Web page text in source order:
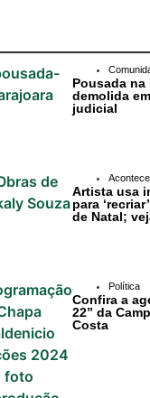
Pousada
demolida
judicial
Artista usa
para
de Natal;
Política
Confira a
22” da
Costa